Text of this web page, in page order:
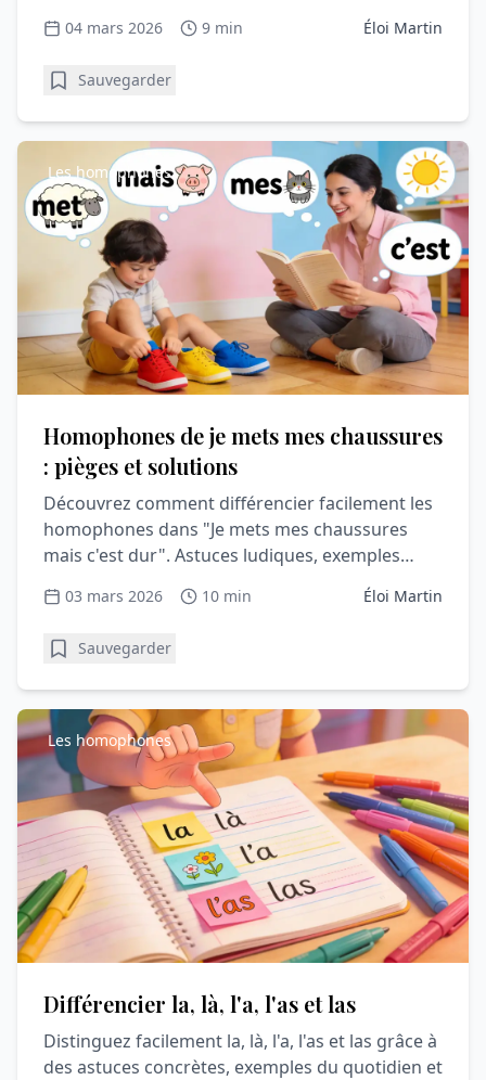
04 mars 2026 9 min Éloi Martin
Sauvegarder
Les homophones
Homophones de je mets mes chaussures
: pièges et solutions
Découvrez comment différencier facilement les
homophones dans "Je mets mes chaussures
mais c'est dur". Astuces ludiques, exemples
chantés et stratégies mnémotechniques pour
progresser sans stress.
03 mars 2026 10 min Éloi Martin
Sauvegarder
Les homophones
Différencier la, là, l'a, l'as et las
Distinguez facilement la, là, l'a, l'as et las grâce à
des astuces concrètes, exemples du quotidien et